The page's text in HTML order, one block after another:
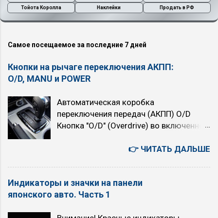
Тойота Королла
Наклейки
Продать в РФ
Самое посещаемое за последние 7 дней
Кнопки на рычаге переключения АКПП:
O/D, MANU и POWER
Автоматическая коробка
переключения передач (АКПП) O/D
Кнопка "O/D" (Overdrive) во включенном
высшую передачу. При нажатой кнопке
OFF") — трёхступенчатый. При
включении Overdrive автомобиль
👉 ЧИТАТЬ ДАЛЬШЕ
Индикаторы и значки на панели
японского авто. Часть 1